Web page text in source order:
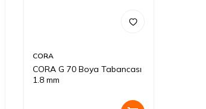
CORA
CORA G 70 Boya Tabancası
1.8 mm